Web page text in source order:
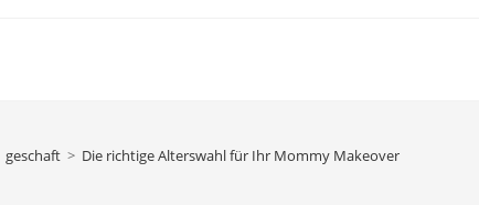
geschaft > Die richtige Alterswahl für Ihr Mommy Makeover